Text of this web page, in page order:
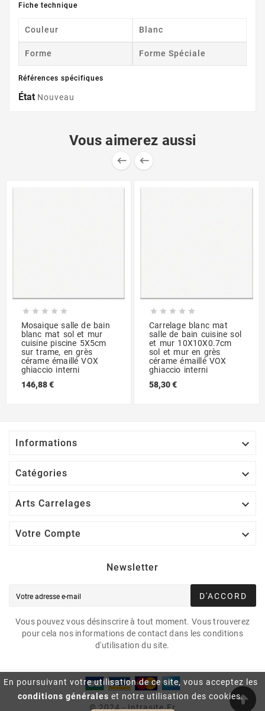
En poursuivant votre utilisation de ce site, vous acceptez les
conditions générales et notre utilisation des cookies.
Fiche technique
Couleur Blanc
Forme Forme Spéciale
Références spécifiques
État Nouveau
Vous aimerez aussi
 
    
Mosaique salle de bain
blanc mat sol et mur
cuisine piscine 5X5cm
sur trame, en grès
cérame émaillé VOX
ghiaccio interni
146,88 €
    
Carrelage blanc mat
salle de bain cuisine sol
et mur 10X10X0.7cm
sol et mur en grès
cérame émaillé VOX
ghiaccio interni
58,30 €
Informations 
Catégories 
Arts Carrelages 
Votre Compte 
Newsletter
D'ACCORD
Vous pouvez vous désinscrire à tout moment. Vous trouverez
pour cela nos informations de contact dans les conditions
d'utilisation du site.
© 2024 - Intrasite.fr